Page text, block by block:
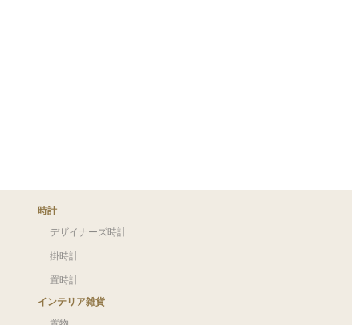
時計
デザイナーズ時計
掛時計
置時計
インテリア雑貨